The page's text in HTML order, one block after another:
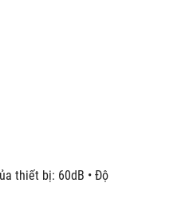
thiết bị: 60dB • Độ